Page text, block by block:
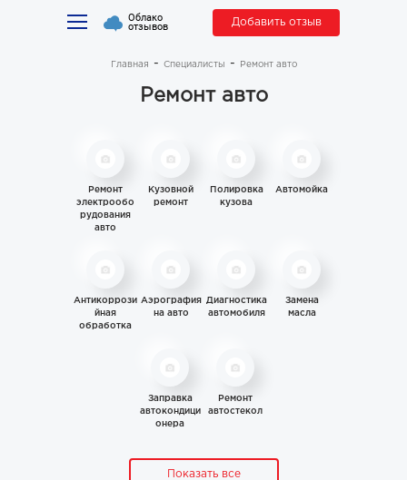
Облако
отзывов Добавить отзыв
Главная Специалисты Ремонт авто
Ремонт авто
Ремонт
электрообо
рудования
авто
Кузовной
ремонт
Полировка
кузова
Автомойка
Антикоррози
йная
обработка
Аэрография
на авто
Диагностика
автомобиля
Замена
масла
Заправка
автокондици
онера
Ремонт
автостекол
Показать все